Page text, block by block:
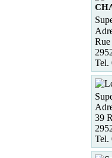
Tel.
39
Tel.